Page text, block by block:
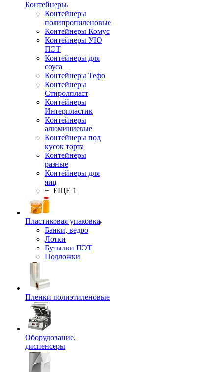
Контейнеры
Контейнеры
полипропиленовые
Контейнеры Комус
Контейнеры УЮ
ПЭТ
Контейнеры для
соуса
Контейнеры Тефо
Контейнеры
Стиролпласт
Контейнеры
Интерпластик
Контейнеры
алюминиевые
Контейнеры под
кусок торта
Контейнеры
разные
Контейнеры для
яиц
+ ЕЩЕ 1
Пластиковая упаковка
Банки, ведро
Лотки
Бутылки ПЭТ
Подложки
Пленки полиэтиленовые
Оборудование,
диспенсеры